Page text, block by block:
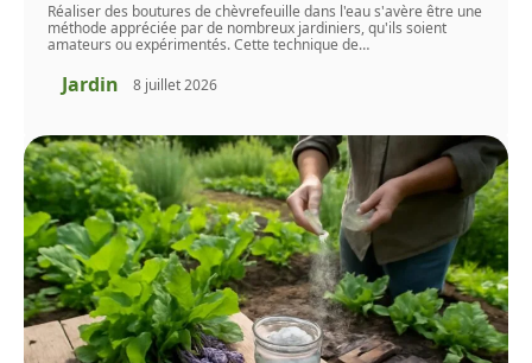
Réaliser des boutures de chèvrefeuille dans l'eau s'avère être une
méthode appréciée par de nombreux jardiniers, qu'ils soient
amateurs ou expérimentés. Cette technique de…
Jardin 8 juillet 2026